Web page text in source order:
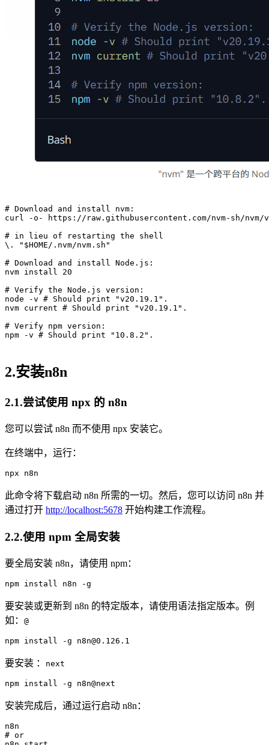
# Download and install nvm:
curl -o- https: //raw.githubusercontent.com/nvm-sh/
# in lieu of restarting the shell
\.
" $HOME /.nvm/nvm.sh"
# Download and install Node.js:
nvm install 20
# Verify the Node.js version:
node -v # Should print "v20.19.1".
nvm current # Should print "v20.19.1".
# Verify npm version:
npm -v # Should print "10.8.2".
2.安装n8n
2.1.尝试使用 npx 的 n8n
您可以尝试 n8n 而不使用 npx 安装它。
在终端中，运行：
npx
此命令将下载启动 n8n 所需的一切。然后，您可以访问 n8n 并
通过打开 http://localhost:5678 开始构建工作流程。
2.2.使用 npm 全局安装
要全局安装 n8n，请使用 npm：
npm
要安装或更新到 n8n 的特定版本，请使用语法指定版本。例
如： @
npm install -g n8n@0 . 126 . 1
要安装 ： next
npm
安装完成后，通过运行启动 n8n：
n8n
# or